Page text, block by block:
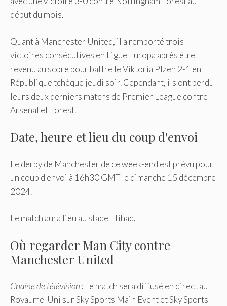
début du mois.
Quant à Manchester United, il a remporté trois
victoires consécutives en Ligue Europa après être
revenu au score pour battre le Viktoria Plzen 2-1 en
République tchèque jeudi soir. Cependant, ils ont perdu
leurs deux derniers matchs de Premier League contre
Arsenal et Forest.
Date, heure et lieu du coup d'envoi
Le derby de Manchester de ce week-end est prévu pour
un coup d'envoi à 16h30 GMT le dimanche 15 décembre
2024.
Le match aura lieu au stade Etihad.
Où regarder Man City contre
Manchester United
Chaîne de télévision : Le match sera diffusé en direct au
Royaume-Uni sur Sky Sports Main Event et Sky Sports